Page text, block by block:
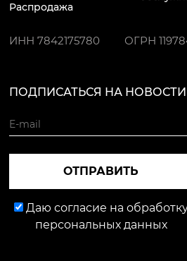
Распродажа
ИНН 7842175780 ОГРН
ПОДПИСАТЬСЯ НА НОВОСТИ
ОТПРАВИТЬ
Даю согласие на
персональных данных